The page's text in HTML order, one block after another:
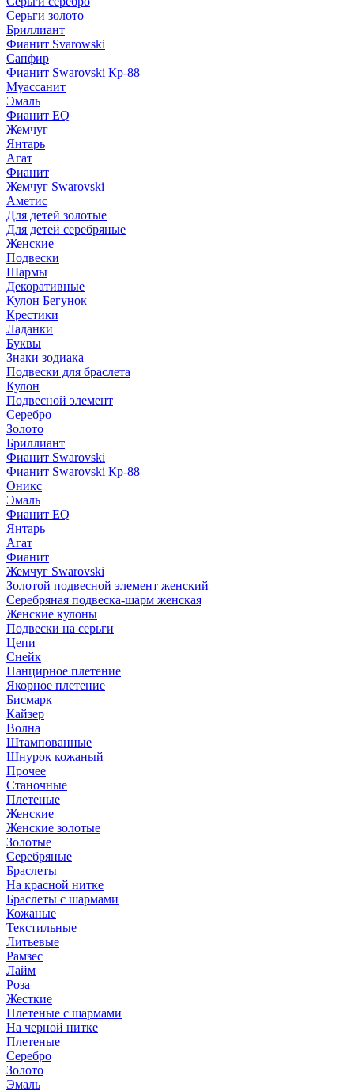
Серьги золото
Бриллиант
Фианит Svarowski
Сапфир
Фианит Swarovski Кр-88
Муассанит
Эмаль
Фианит EQ
Жемчуг
Янтарь
Агат
Фианит
Жемчуг Swarovski
Аметис
Для детей золотые
Для детей серебряные
Женские
Подвески
Шармы
Декоративные
Кулон Бегунок
Крестики
Ладанки
Буквы
Знаки зодиака
Подвески для браслета
Кулон
Подвесной элемент
Серебро
Золото
Бриллиант
Фианит Swarovski
Фианит Swarovski Кр-88
Оникс
Эмаль
Фианит EQ
Янтарь
Агат
Фианит
Жемчуг Swarovski
Золотой подвесной элемент женcкий
Серебряная подвеска-шарм женская
Женские кулоны
Подвески на серьги
Цепи
Снейк
Панцирное плетение
Якорное плетение
Бисмарк
Кайзер
Волна
Штампованные
Шнурок кожаный
Прочее
Станочные
Плетеные
Женские
Женские золотые
Золотые
Серебряные
Браслеты
На красной нитке
Браслеты с шармами
Кожаные
Текстильные
Литьевые
Рамзес
Лайм
Роза
Жесткие
Плетеные с шармами
На черной нитке
Плетеные
Серебро
Золото
Эмаль